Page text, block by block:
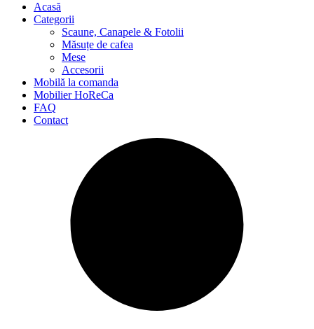
Acasă
Categorii
Scaune, Canapele & Fotolii
Măsuțe de cafea
Mese
Accesorii
Mobilă la comanda
Mobilier HoReCa
FAQ
Contact